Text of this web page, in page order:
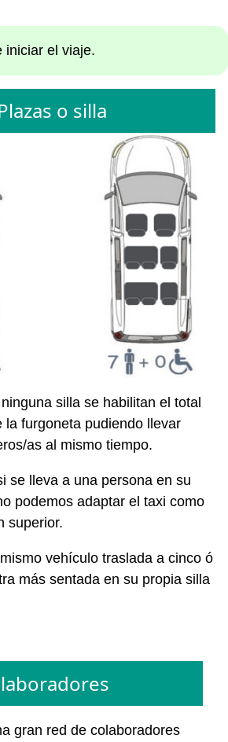
iniciar el viaje.
o silla
silla se habilitan el total
la furgoneta pudiendo llevar
as al mismo tiempo.
se lleva a una persona en su
podemos adaptar el taxi como
superior.
vehículo traslada a cinco ó
más sentada en su propia silla
gran red de colaboradores